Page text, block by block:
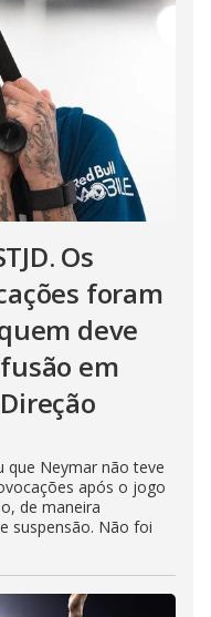
Os
foram
deve
em
que Neymar não teve
após o jogo
de maneira
suspensão. Não foi